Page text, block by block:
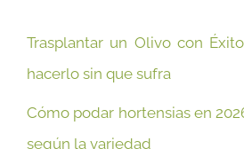
Trasplantar un Olivo con
hacerlo sin que sufra
Cómo podar hortensias en
según la variedad